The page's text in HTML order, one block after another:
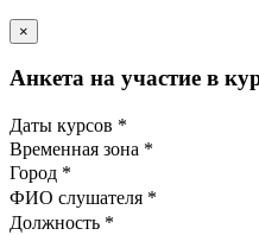
×
Анкета на участие в
Даты курсов *
Временная зона *
Город *
ФИО слушателя *
Должность *